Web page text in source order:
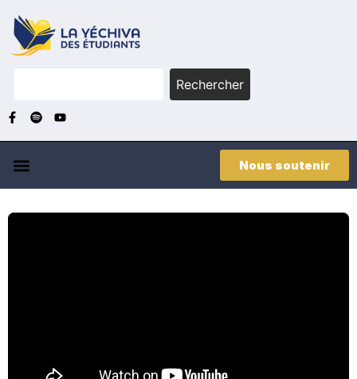
Rechercher
Nous soutenir